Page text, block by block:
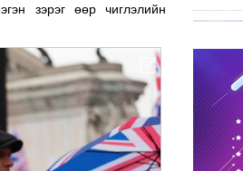
зэрэг өөр чиглэлийн